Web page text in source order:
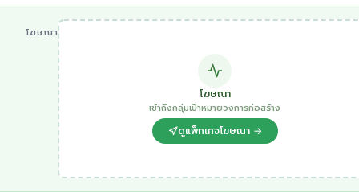
โฆษณา
โฆษณา
เข้าถึงกลุ่มเป้าหมายวงการก่อสร้าง
ดูแพ็กเกจโฆษณา →